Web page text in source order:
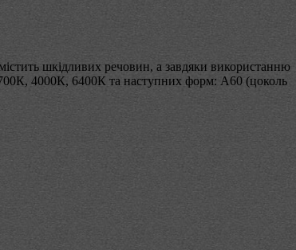
шкідливих речовин, а завдяки використанню
4000К, 6400К та наступних форм: А60 (цоколь